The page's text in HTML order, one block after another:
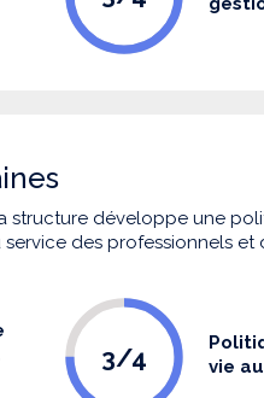
structure développe une
des professionnels et
3/4
vie